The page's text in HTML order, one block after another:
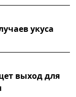
укуса
выход для